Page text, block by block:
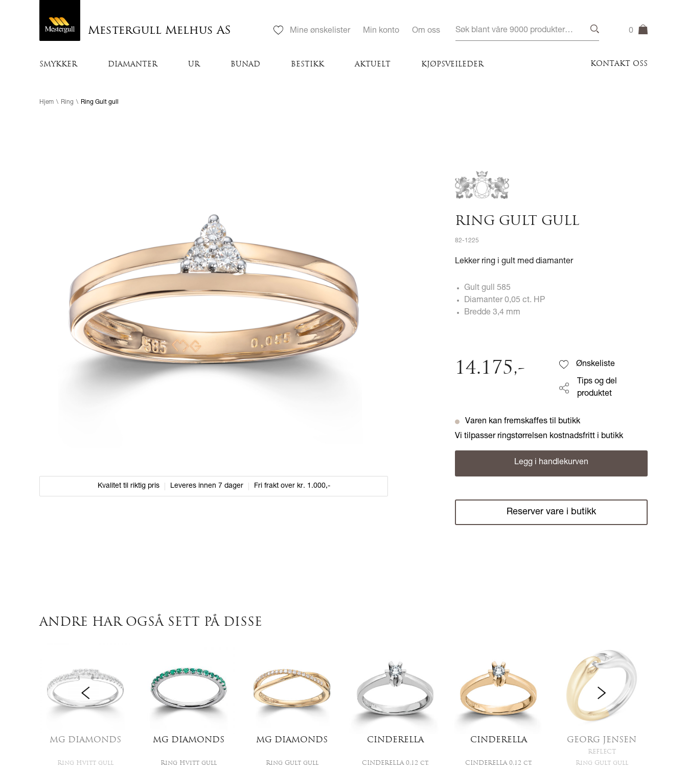
Mestergull Melhus AS Mine ønskelister Min konto Om oss 0
SMYKKER DIAMANTER UR BUNAD BESTIKK AKTUELT KJØPSVEILEDER KONTAKT OSS
Hjem \ Ring \ Ring Gult gull
Kvalitet til riktig pris Leveres innen 7 dager Fri frakt over kr. 1.000,-
RING GULT GULL
82-1225
Lekker ring i gult med diamanter
Gult gull 585
Diamanter 0,05 ct. HP
Bredde 3,4 mm
14.175,- Ønskeliste
Tips og del
produktet
Varen kan fremskaffes til butikk
Vi tilpasser ringstørrelsen kostnadsfritt i butikk
Legg i handlekurven
Reserver vare i butikk
ANDRE HAR OGSÅ SETT PÅ DISSE
MG DIAMONDS
Ring Hvitt gull
MG DIAMONDS
Ring Hvitt gull
MG DIAMONDS
Ring Gult gull
CINDERELLA
CINDERELLA 0,12 ct.
CINDERELLA
CINDERELLA 0,12 ct.
GEORG JENSEN
REFLECT
Ring Gult gull